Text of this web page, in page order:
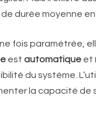
de durée moyenne
fois paramétrée,
est automatique et
du système.
la capacité de